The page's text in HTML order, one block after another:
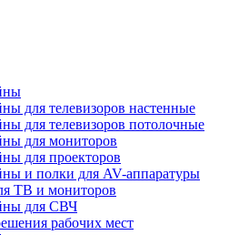
для телевизоров настенные
для телевизоров потолочные
для мониторов
для проекторов
и полки для AV-аппаратуры
ТВ и мониторов
для СВЧ
рабочих мест